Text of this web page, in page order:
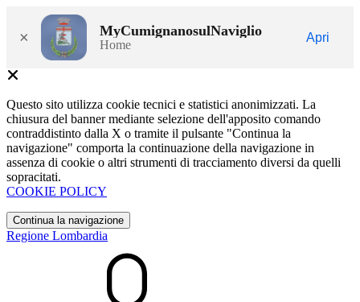
× MyCumignanosulNaviglio
Home
Apri
Questo sito utilizza cookie tecnici e statistici anonimizzati. La
chiusura del banner mediante selezione dell'apposito comando
contraddistinto dalla X o tramite il pulsante "Continua la
navigazione" comporta la continuazione della navigazione in
assenza di cookie o altri strumenti di tracciamento diversi da quelli
sopracitati.
COOKIE POLICY
Continua la navigazione
Regione Lombardia